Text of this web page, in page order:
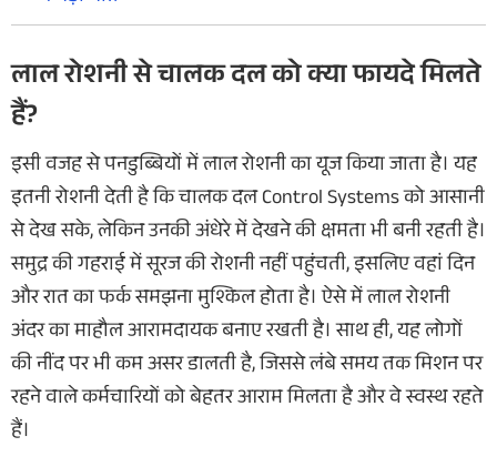
लाल रोशनी से चालक दल को क्या फायदे मिलते
हैं?
इसी वजह से पनडुब्बियों में लाल रोशनी का यूज किया जाता है। यह
इतनी रोशनी देती है कि चालक दल Control Systems को आसानी
से देख सके, लेकिन उनकी अंधेरे में देखने की क्षमता भी बनी रहती है।
समुद्र की गहराई में सूरज की रोशनी नहीं पहुंचती, इसलिए वहां दिन
और रात का फर्क समझना मुश्किल होता है। ऐसे में लाल रोशनी
अंदर का माहौल आरामदायक बनाए रखती है। साथ ही, यह लोगों
की नींद पर भी कम असर डालती है, जिससे लंबे समय तक मिशन पर
रहने वाले कर्मचारियों को बेहतर आराम मिलता है और वे स्वस्थ रहते
हैं।